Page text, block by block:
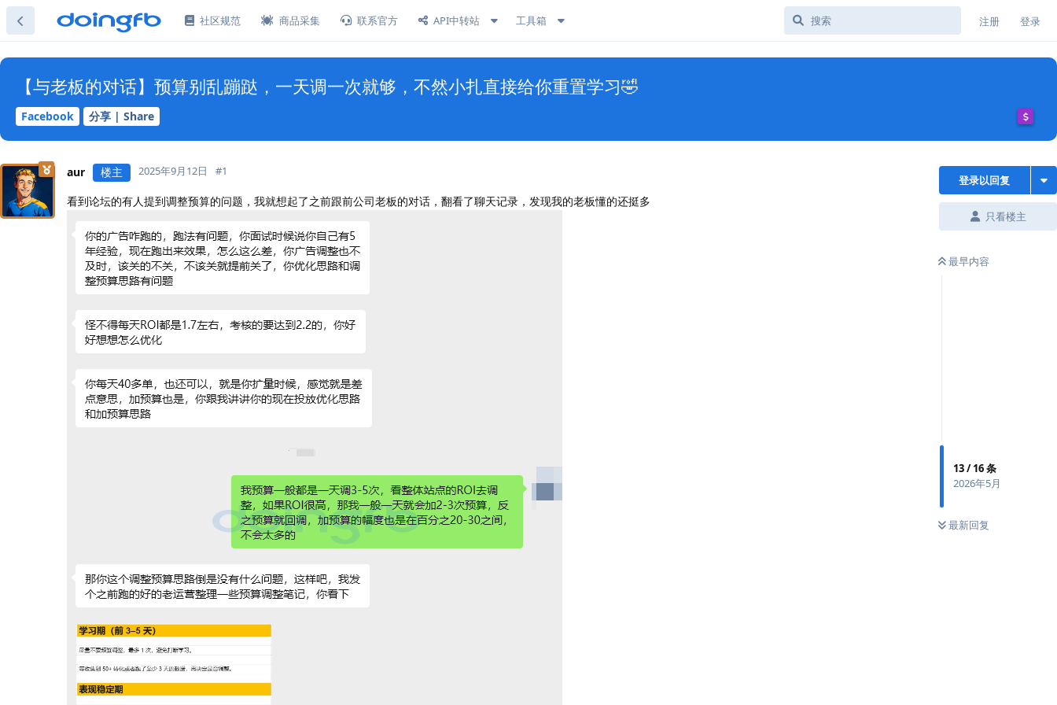
社区规范 商品采集 联系官方 API中转站 工具箱 注册 登录
Facebook 分享 | Share
【与老板的对话】预算别乱蹦跶，一天调一次就够，不然小扎直接给你重置学习🤣
登录以回复
只看楼主
最早内容
13/16条
2026年5月
最新回复
aur 楼主 2025年9月12日 #1
看到论坛的有人提到调整预算的问题，我就想起了之前跟前公司老板的对话，翻看了聊天记录，发现我的老板懂的还挺多